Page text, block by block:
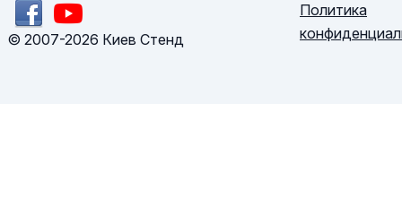
© 2007-2026 Киев Стенд
Политика